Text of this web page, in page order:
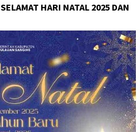
HARI NATAL 2025 DAN